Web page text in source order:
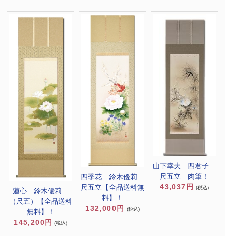
蓮心 鈴木優莉
（尺五）【全品送料
無料】！
145,200円 (税込)
四季花 鈴木優莉
尺五立【全品送料無
料】！
132,000円
(税込)
山下幸夫 四君子
尺五立 肉筆！
43,037円
(税込)